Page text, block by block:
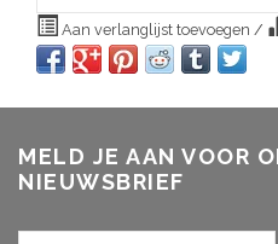
Aan verlanglijst toevoegen /
MELD JE AAN VOOR
NIEUWSBRIEF